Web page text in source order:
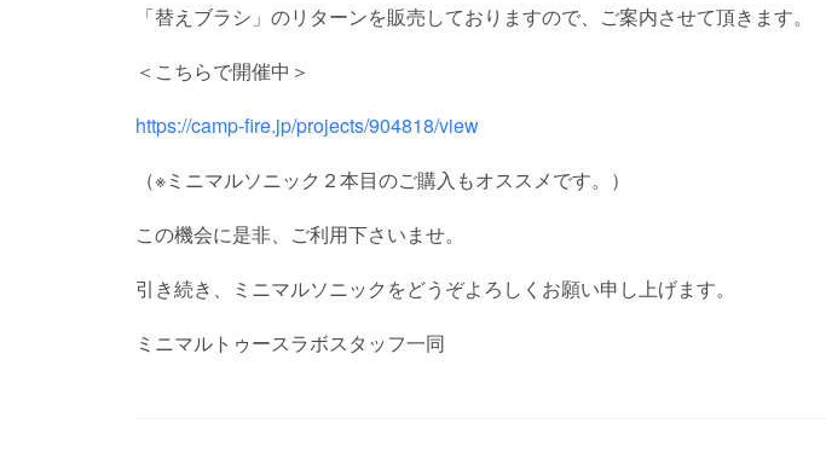
「替えブラシ」のリターンを販売しておりますので、ご案内させて頂きます。
＜こちらで開催中＞
https://camp-fire.jp/projects/904818/view
（※ミニマルソニック２本目のご購入もオススメです。）
この機会に是非、ご利用下さいませ。
引き続き、ミニマルソニックをどうぞよろしくお願い申し上げます。
ミニマルトゥースラボスタッフ一同